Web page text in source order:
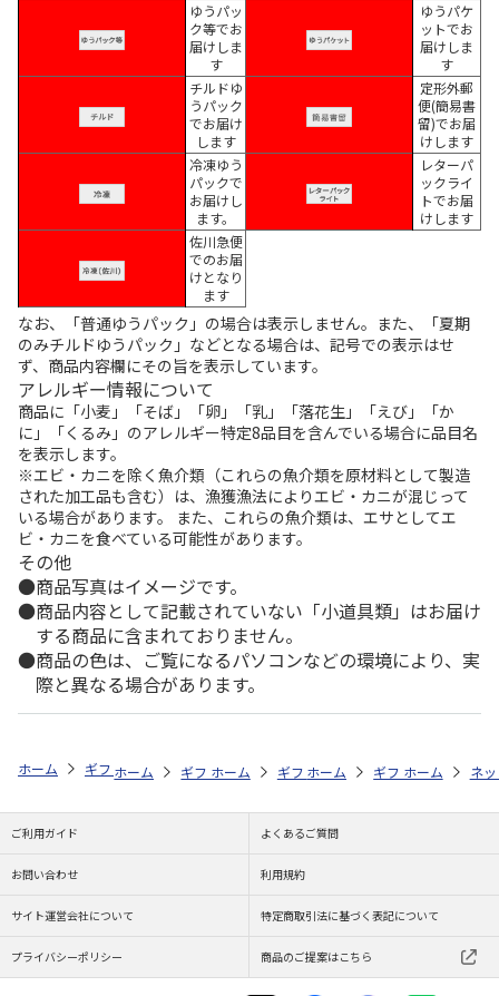
ゆうパッ
ク等でお
届けしま
す
ゆうパケ
ットでお
届けしま
す
チルドゆ
うパック
でお届け
します
定形外郵
便(簡易書
留)でお届
けします
冷凍ゆう
パックで
お届けし
ます。
レターパ
ックライ
トでお届
けします
佐川急便
でのお届
けとなり
ます
なお、「普通ゆうパック」の場合は表示しません。また、「夏期
のみチルドゆうパック」などとなる場合は、記号での表示はせ
ず、商品内容欄にその旨を表示しています。
アレルギー情報について
商品に「小麦」「そば」「卵」「乳」「落花生」「えび」「か
に」「くるみ」のアレルギー特定8品目を含んでいる場合に品目名
を表示します。
※エビ・カニを除く魚介類（これらの魚介類を原材料として製造
された加工品も含む）は、漁獲漁法によりエビ・カニが混じって
いる場合があります。 また、これらの魚介類は、エサとしてエ
ビ・カニを食べている可能性があります。
その他
商品写真はイメージです。
商品内容として記載されていない「小道具類」はお届け
する商品に含まれておりません。
商品の色は、ご覧になるパソコンなどの環境により、実
際と異なる場合があります。
ホーム ギフトストア お中元・夏ギフト特集 2026 お菓子・スイーツ
ホーム ギフトストア お中元・夏ギフト特集 2026
ホーム ギフトストア お中元・夏ギフト
ホーム ギフトストア お
ホーム ネ
ご利用ガイド よくあるご質問
お問い合わせ 利用規約
サイト運営会社について 特定商取引法に基づく表記について
プライバシーポリシー 商品のご提案はこちら